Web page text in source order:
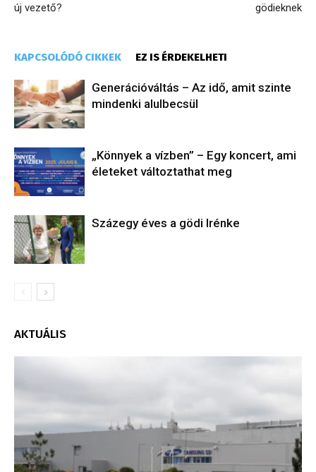
új vezető?
gödieknek
KAPCSOLÓDÓ CIKKEK EZ IS ÉRDEKELHETI
Generációváltás – Az idő, amit szinte
mindenki alulbecsül
„Könnyek a vízben” – Egy koncert, ami
életeket változtathat meg
Százegy éves a gödi Irénke
AKTUÁLIS